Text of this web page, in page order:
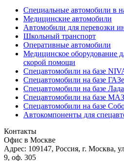
Специальные автомобили в
Медицинские автомобили
Автомобили для перевозки
Школьный транспорт
Оперативные автомобили
Медицинское оборудование
скорой помощи
Спецавтомобили на базе
Спецавтомобили на базе
Спецавтомобили на базе Лада
Спецавтомобили на базе МАЗ
Спецавтомобили на базе
Автокомпоненты для
Контакты
Офис в Москве
Адрес: 109147, Россия, г. Москва,
9, оф. 305